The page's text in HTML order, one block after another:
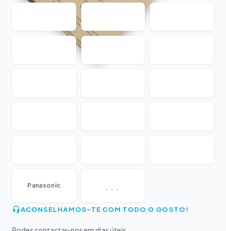
Panasonic ...
ACONSELHAMOS-TE COM TODO O GOSTO!